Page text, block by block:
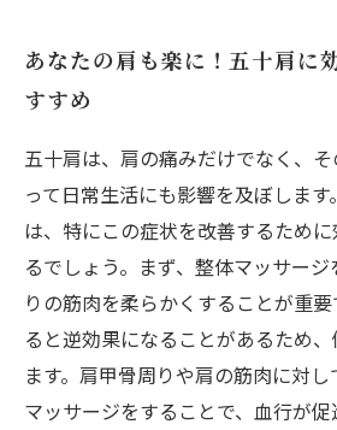
あなたの肩も楽に！五十肩に
すすめ
五十肩は、肩の痛みだけでなく、
って日常生活にも影響を及ぼしま
は、特にこの症状を改善するため
るでしょう。まず、整体マッサー
りの筋肉を柔らかくすることが重
ると逆効果になることがあるため
ます。肩甲骨周りや肩の筋肉に対
マッサージをすることで、血行が